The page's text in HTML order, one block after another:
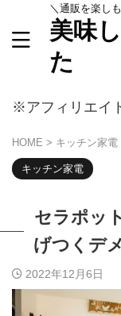
＼通販を楽し
美味
た
キーワードで探す
※アフィリエイ
HOME > キッチン家電
キッチン家電
セラポッ
げつくデ
2022年12月6日